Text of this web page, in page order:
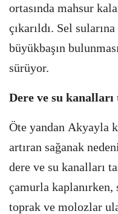
ortasında mahsur
çıkarıldı. Sel
büyükbaşın
sürüyor.
Dere ve su kanalları
Öte yandan Akyayla
artıran sağanak
dere ve su kanalları
çamurla kaplanırken,
toprak ve molozlar